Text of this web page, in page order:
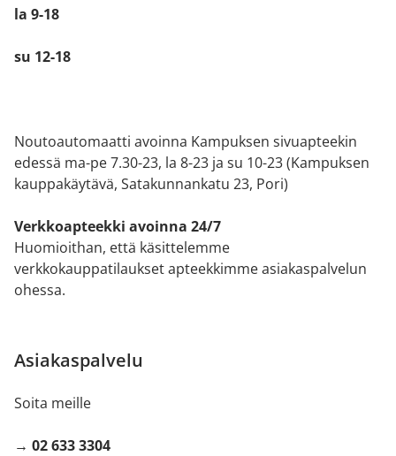
la 9-18
su 12-18
Noutoautomaatti avoinna Kampuksen sivuapteekin
edessä ma-pe 7.30-23, la 8-23 ja su 10-23 (Kampuksen
kauppakäytävä, Satakunnankatu 23, Pori)
Verkkoapteekki avoinna 24/7
Huomioithan, että käsittelemme
verkkokauppatilaukset apteekkimme asiakaspalvelun
ohessa.
Asiakaspalvelu
Soita meille
→ 02 633 3304